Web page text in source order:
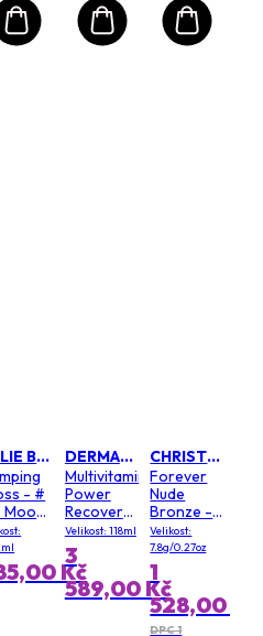
KYLIE BY KYLIE JENNER
- #
Moody
Kč
DERMALOGICA
Multivitamin
Power
Recovery
Cream
(Salon
Size)
Velikost: 118ml
3
589,00 Kč
CHRISTIAN DIOR
Forever
Nude
Bronze -
# 03 Soft
Matte
Velikost:
7.8g/0.27oz
1
528,00 Kč
DPC 1